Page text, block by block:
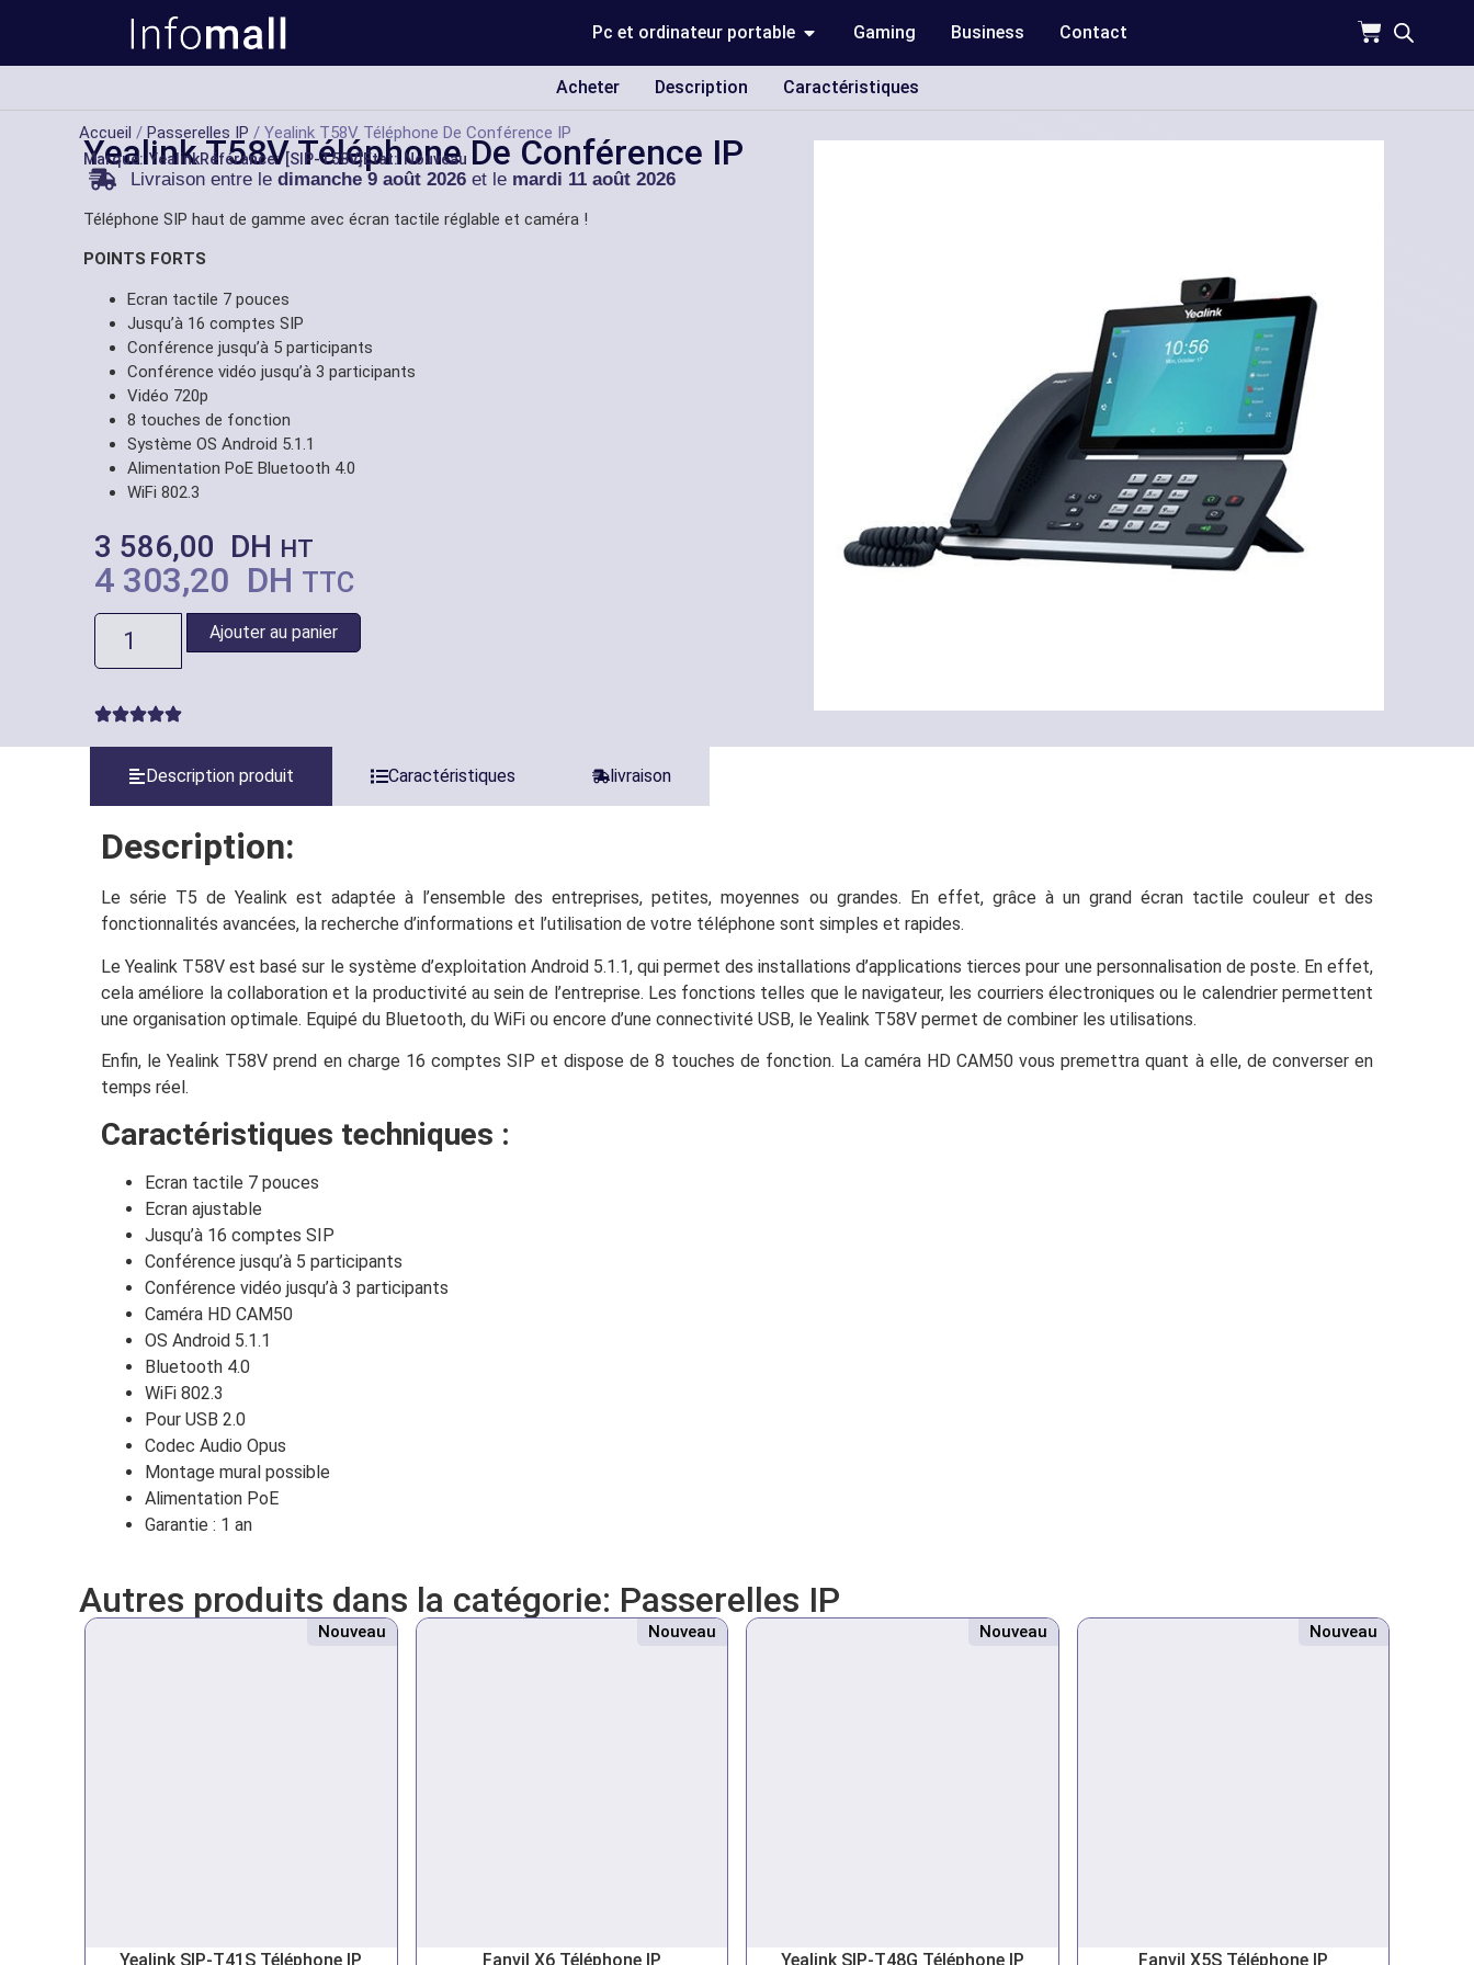
Pc et ordinateur portable Gaming Business Contact
Acheter Description Caractéristiques
Accueil / Passerelles IP / Yealink T58V Téléphone De Conférence IP
Yealink T58V Téléphone De Conférence IP
Marque: YealinkRéférance: [SIP-T58V]État: Nouveau
Livraison entre ledimanche 9 août 2026 et le mardi 11 août 2026
Téléphone SIP haut de gamme avec écran tactile réglable et caméra !
POINTS FORTS
Ecran tactile 7 pouces
Jusqu’à 16 comptes SIP
Conférence jusqu’à 5 participants
Conférence vidéo jusqu’à 3 participants
Vidéo 720p
8 touches de fonction
Système OS Android 5.1.1
Alimentation PoE Bluetooth 4.0
WiFi 802.3
3 586,00 DH HT
4 303,20 DH TTC
Ajouter au panier
Description produit Caractéristiques livraison
Description:
Le série T5 de Yealink est adaptée à l’ensemble des entreprises, petites, moyennes ou grandes. En effet, grâce à un grand écran tactile couleur et des
fonctionnalités avancées, la recherche d’informations et l’utilisation de votre téléphone sont simples et rapides.
Le Yealink T58V est basé sur le système d’exploitation Android 5.1.1, qui permet des installations d’applications tierces pour une personnalisation de poste. En effet,
cela améliore la collaboration et la productivité au sein de l’entreprise. Les fonctions telles que le navigateur, les courriers électroniques ou le calendrier permettent
une organisation optimale. Equipé du Bluetooth, du WiFi ou encore d’une connectivité USB, le Yealink T58V permet de combiner les utilisations.
Enfin, le Yealink T58V prend en charge 16 comptes SIP et dispose de 8 touches de fonction. La caméra HD CAM50 vous premettra quant à elle, de converser en
temps réel.
Caractéristiques techniques :
Ecran tactile 7 pouces
Ecran ajustable
Jusqu’à 16 comptes SIP
Conférence jusqu’à 5 participants
Conférence vidéo jusqu’à 3 participants
Caméra HD CAM50
OS Android 5.1.1
Bluetooth 4.0
WiFi 802.3
Pour USB 2.0
Codec Audio Opus
Montage mural possible
Alimentation PoE
Garantie : 1 an
Autres produits dans la catégorie: Passerelles IP
Nouveau
Yealink SIP-T41S Téléphone IP
Nouveau
Fanvil X6 Téléphone IP
Nouveau
Yealink SIP-T48G Téléphone IP
Nouveau
Fanvil X5S Téléphone IP